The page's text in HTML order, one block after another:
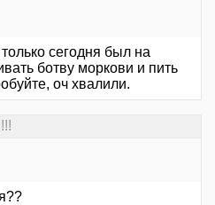
сегодня был на
ботву моркови и пить
оч хвалили.